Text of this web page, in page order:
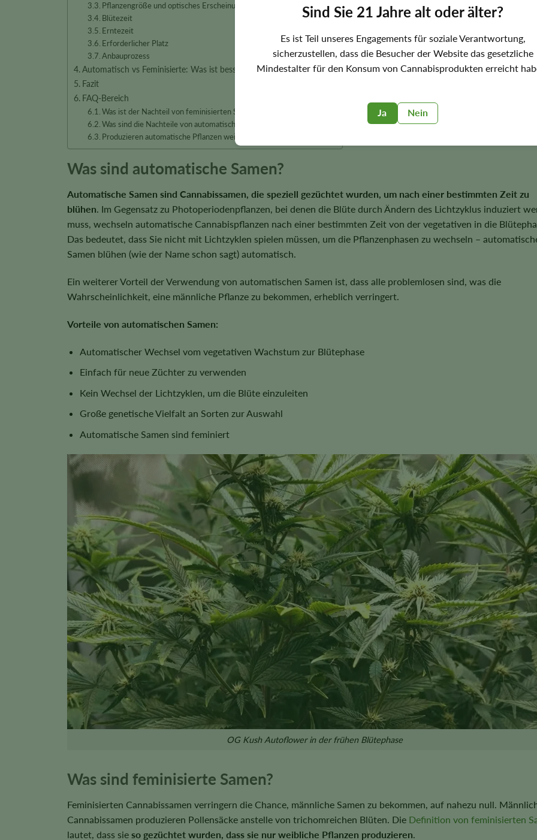
Sind Sie 21 Jahre alt oder älter?
Es ist Teil unseres Engagements für soziale Verantwortung,
sicherzustellen, dass die Besucher der Website das gesetzliche
Mindestalter für den Konsum von Cannabisprodukten erreicht
Ja Nein
Pflanzengröße und optisches Erscheinungsbild
Blütezeit
Erntezeit
Erforderlicher Platz
Anbauprozess
Automatisch vs Feminisierte: Was ist besser?
Fazit
FAQ-Bereich
Was ist der Nachteil von feminisierten Samen?
Was sind die Nachteile von automatischen Samen?
Produzieren automatische Pflanzen weibliche Samen?
Was sind automatische Samen?
Automatische Samen sind Cannabissamen, die speziell gezüchtet wurden, um nach einer bestimmten Zeit zu
blühen. Im Gegensatz zu Photoperiodenpflanzen, bei denen die Blüte durch Ändern des Lichtzyklus induziert
muss, wechseln automatische Cannabispflanzen nach einer bestimmten Zeit von der vegetativen in die
Das bedeutet, dass Sie nicht mit Lichtzyklen spielen müssen, um die Pflanzenphasen zu wechseln –
Samen blühen (wie der Name schon sagt) automatisch.
Ein weiterer Vorteil der Verwendung von automatischen Samen ist, dass alle problemlosen sind, was die
Wahrscheinlichkeit, eine männliche Pflanze zu bekommen, erheblich verringert.
Vorteile von automatischen Samen:
Automatischer Wechsel vom vegetativen Wachstum zur Blütephase
Einfach für neue Züchter zu verwenden
Kein Wechsel der Lichtzyklen, um die Blüte einzuleiten
Große genetische Vielfalt an Sorten zur Auswahl
Automatische Samen sind feminiert
OG Kush Autoflower in der frühen Blütephase
Was sind feminisierte Samen?
Feminisierten Cannabissamen verringern die Chance, männliche Samen zu bekommen, auf nahezu null.
Cannabissamen produzieren Pollensäcke anstelle von trichomreichen Blüten. Die Definition von feminisierten
lautet, dass sie so gezüchtet wurden, dass sie nur weibliche Pflanzen produzieren